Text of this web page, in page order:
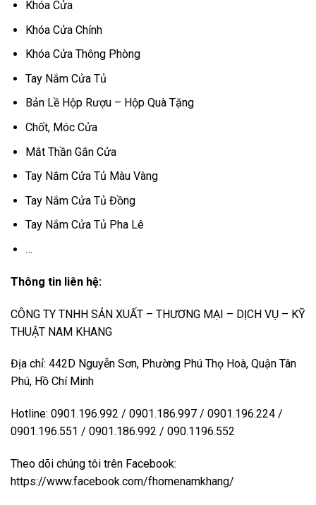
Khóa Cửa
Khóa Cửa Chính
Khóa Cửa Thông Phòng
Tay Nắm Cửa Tủ
Bản Lề Hộp Rượu – Hộp Quà Tặng
Chốt, Móc Cửa
Mắt Thần Gắn Cửa
Tay Nắm Cửa Tủ Màu Vàng
Tay Nắm Cửa Tủ Đồng
Tay Nắm Cửa Tủ Pha Lê
…
Thông tin liên hệ:
CÔNG TY TNHH SẢN XUẤT – THƯƠNG MẠI – DỊCH VỤ – KỸ
THUẬT NAM KHANG
Địa chỉ: 442D Nguyễn Sơn, Phường Phú Thọ Hoà, Quận Tân
Phú, Hồ Chí Minh
Hotline: 0901.196.992 / 0901.186.997 / 0901.196.224 /
0901.196.551 / 0901.186.992 / 090.1196.552
Theo dõi chúng tôi trên Facebook:
https://www.facebook.com/fhomenamkhang/